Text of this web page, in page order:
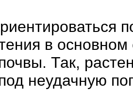
в
Так,
неудачную